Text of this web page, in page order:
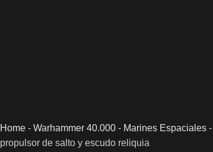
Home - Warhammer 40.000 - Marines Espaciales -
propulsor de salto y escudo reliquia